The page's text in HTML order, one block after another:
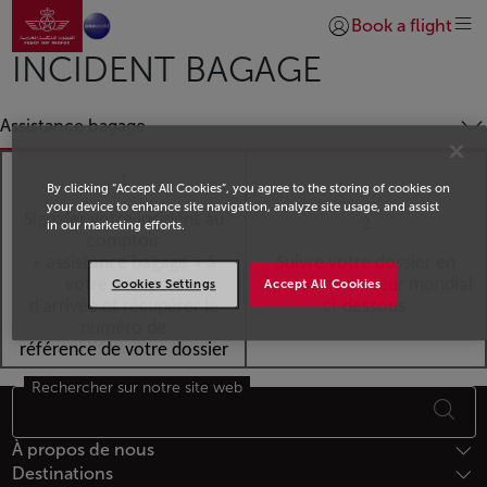
Saut au contenu principal
Aller à la page accueil
Se connecter |
Book a flight
INCIDENT BAGAGE
Assistance bagage
1
Signaler votre incident au
« assistance bagage » à
votre aéroport
d’arrivée et récupérer le
référence de votre dossier
Suivre votre dossier en
lignevia le traceur mondial
ci-dessous
Bas de page Plan du site
Rechercher sur notre site web
À propos de nous
Destinations
By clicking “Accept All Cookies”, you agree to the storing of cookies on
your device to enhance site navigation, analyze site usage, and assist
in our marketing efforts.
Accept All Cookies
Cookies Settings